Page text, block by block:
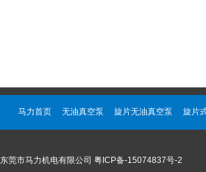
马力首页 无油真空泵 旋片无油真空泵 旋片
东莞市马力机电有限公司 粤ICP备-15074837号-2